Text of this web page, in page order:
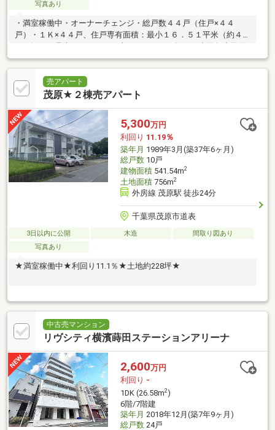
写真あり
・満室稼働中・オーナーチェンジ・総戸数４４戸（住戸×４４
戸）・１Ｋ×４４戸、住戸専有面積：最小１６．５１平米（約４．
線「成城学園前」駅バス４分「都立総合工科高校前」停徒歩３分
も利用可
売アパート
茂原★２棟売アパート
5,300万円
利回り 11.19％
築年月 1989年3月(築37年6ヶ月)
総戸数10戸
建物面積541.54m2
土地面積756m2
外房線 茂原駅 徒歩24分
千葉県茂原市道表
3日以内に公開 木造
間取り図あり
写真あり
★満室稼働中★利回り11.1％★土地約228坪★
中古売マンション
リヴシティ横濱蒔田ステーションアリーナ
2,600万円
利回り -
1DK (26.58m2)
6階/7階建
築年月 2018年12月(築7年9ヶ月)
総戸数24戸